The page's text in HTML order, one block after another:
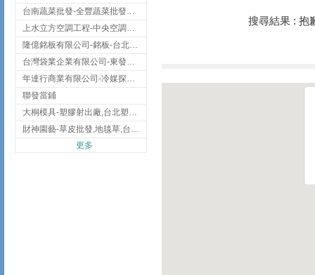
台南蔬菜批發-全豐蔬菜批發專送/台南蔬菜箱宅配到府
上水立方空調工程-中央空調規劃,台北中央空調規劃
隆億銘板有限公司-銘板-台北銘板-板橋銘板
台灣袋業企業有限公司-東發企業社/台中太空袋/太空包
年達行商業有限公司-冷媒探漏儀,壓力錶組,真空泵浦,台北冷凍空調材料
聯發當鋪
大桐模具-塑膠射出廠,台北塑膠射出廠
財神園藝-草皮批發,地毯草,台北草,彰化地毯草,彰化台北草
更多
搜尋結果 : 抱